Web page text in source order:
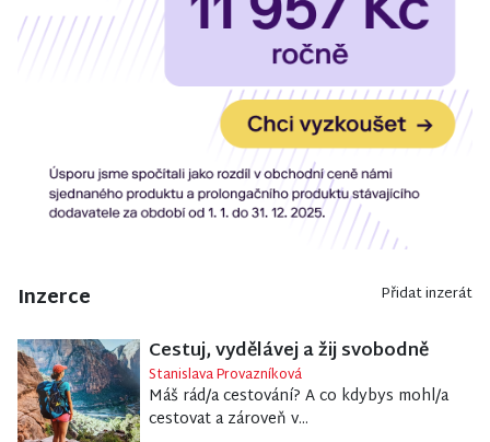
Inzerce Přidat inzerát
Cestuj, vydělávej a žij svobodně
Stanislava Provazníková
Máš rád/a cestování? A co kdybys mohl/a
cestovat a zároveň v...